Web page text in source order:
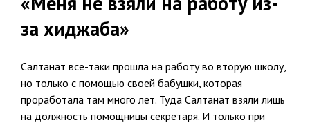
за хиджаба»
Салтанат все-таки прошла на работу во вторую школу,
но только с помощью своей бабушки, которая
проработала там много лет. Туда Салтанат взяли лишь
на должность помощницы секретаря. И только при